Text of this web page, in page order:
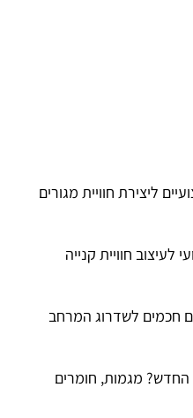
ליצירת חוויית מגורים
חוויית קנייה
חכמים לשדרוג המרחב
החדש? מגמות, חומרים